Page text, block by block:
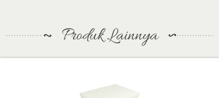
Produk Lainnya